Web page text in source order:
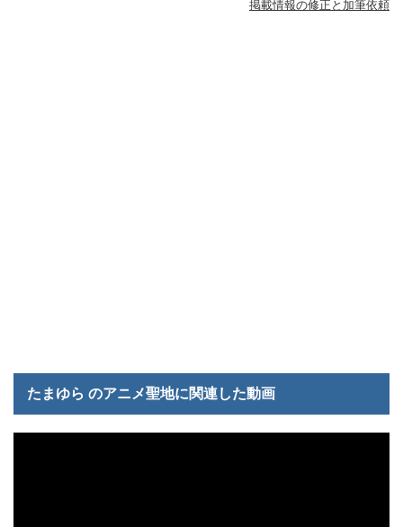
掲載情報の修正と加筆依頼
たまゆら のアニメ聖地に関連した動画